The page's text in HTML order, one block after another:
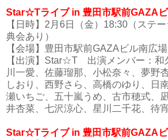
Star☆Tライブ in 豊田市駅前GAZA
【日時】2月6日（金）18:30（ステ
典会あり）
【会場】豊田市駅前GAZAビル南
【出演】Star☆T 出演メンバー：和
川一愛、佐藤瑠那、小松奈々、夢野
しおり、西野さら、高橋のゆり、日
瀬いちご、五十嵐うめ、古市穂式、
井杏菜、七沢涼心、星川二千花、待
Star☆Tライブ in 豊田市駅前GAZA